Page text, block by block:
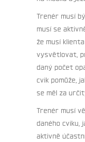
Trenér musí
musí se
že musí
vysvětlovat,
daný počet
cvik pomůže,
se měl za
Trenér musí
daného cviku,
aktivně